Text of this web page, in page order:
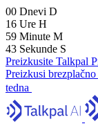
00 Dnevi D
16 Ure H
59 Minute M
41 Sekunde S
Preizkusite Talkpal
Preizkusi brezplačno
tedna